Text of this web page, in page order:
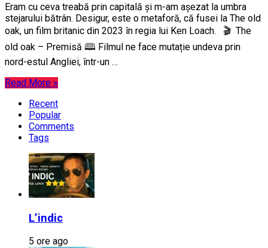
Eram cu ceva treabă prin capitală și m-am așezat la umbra
stejarului bătrân. Desigur, este o metaforă, că fusei la The old
oak, un film britanic din 2023 în regia lui Ken Loach. 🎬 The
old oak – Premisă 🕮 Filmul ne face mutație undeva prin
nord-estul Angliei, într-un …
Read More »
Recent
Popular
Comments
Tags
L’indic
5 ore ago